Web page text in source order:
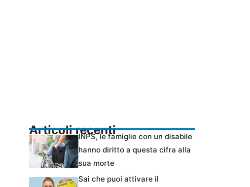
Articoli recentiINPS, le famiglie con un disabile
hanno diritto a questa cifra alla
sua morte
Sai che puoi attivare il